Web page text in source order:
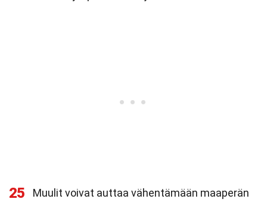
25
Muulit voivat auttaa vähentämään maaperän